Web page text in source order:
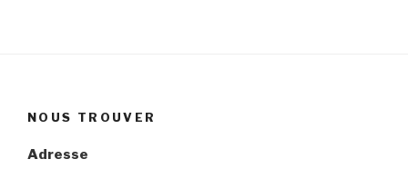
NOUS TROUVER
Adresse